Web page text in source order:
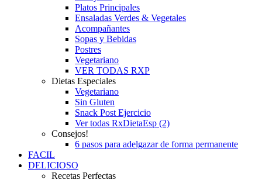
Platos Principales
Ensaladas Verdes & Vegetales
Acompañantes
Sopas y Bebidas
Postres
Vegetariano
VER TODAS RXP
Dietas Especiales
Vegetariano
Sin Gluten
Snack Post Ejercicio
Ver todas RxDietaEsp (2)
Consejos!
6 pasos para adelgazar de forma permanente
FACIL
DELICIOSO
Recetas Perfectas